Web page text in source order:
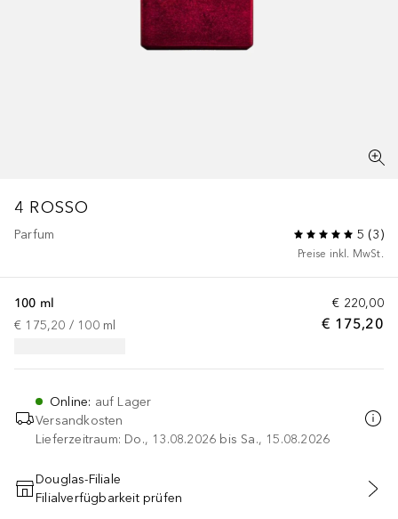
4 ROSSO
Parfum 5 (3)
Preise inkl. MwSt.
€ 220,00
€ 175,20
100 ml
€ 175,20 / 100 ml
Online: auf Lager
Versandkosten
Lieferzeitraum: Do., 13.08.2026 bis Sa., 15.08.2026
IN DEN WARENKORB
Douglas-Filiale
Filialverfügbarkeit prüfen